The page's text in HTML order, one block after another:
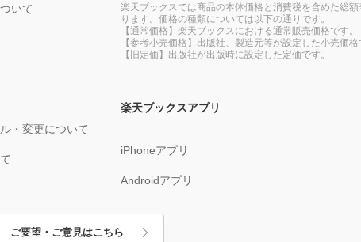
いて
・変更について
楽天ブックスでは商品の本体価格と消費税を含めた総額
ります。価格の種類については以下の通りです。
【通常価格】楽天ブックスにおける通常販売価格です。
【参考小売価格】出版社、製造元等が設定した小売価格
【旧定価】出版社が出版時に設定した定価です。
楽天ブックスアプリ
iPhoneアプリ
Androidアプリ
ご要望・ご意見はこちら